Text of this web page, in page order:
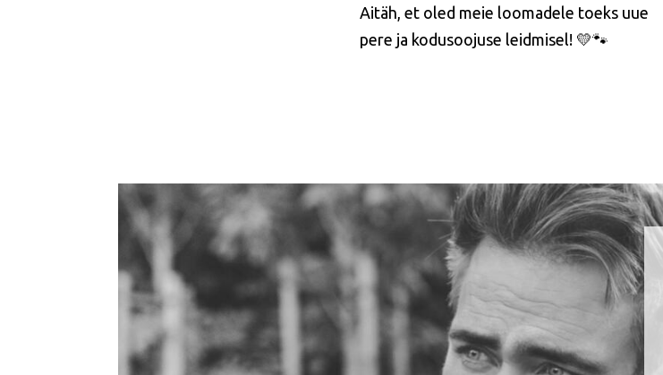
Aitäh, et oled meie loomadele toeks uue
pere ja kodusoojuse leidmisel! 💛🐾